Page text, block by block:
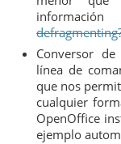
Conversor
línea de
que nos
cualquier
OpenOffice
ejemplo